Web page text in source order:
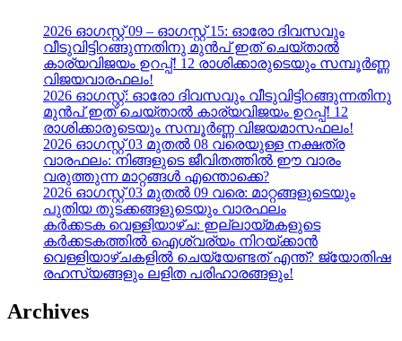
2026 ഓഗസ്റ്റ് 09 – ഓഗസ്റ്റ് 15: ഓരോ ദിവസവും
വീടുവിട്ടിറങ്ങുന്നതിനു മുൻപ് ഇത് ചെയ്താൽ
കാര്യവിജയം ഉറപ്പ്! 12 രാശിക്കാരുടെയും സമ്പൂർണ്ണ
വിജയവാരഫലം!
2026 ഓഗസ്റ്റ്: ഓരോ ദിവസവും വീടുവിട്ടിറങ്ങുന്നതിനു
മുൻപ് ഇത് ചെയ്താൽ കാര്യവിജയം ഉറപ്പ്! 12
രാശിക്കാരുടെയും സമ്പൂർണ്ണ വിജയമാസഫലം!
2026 ഓഗസ്റ്റ് 03 മുതൽ 08 വരെയുള്ള നക്ഷത്ര
വാരഫലം: നിങ്ങളുടെ ജീവിതത്തിൽ ഈ വാരം
വരുത്തുന്ന മാറ്റങ്ങൾ എന്തൊക്കെ?
2026 ഓഗസ്റ്റ് 03 മുതൽ 09 വരെ: മാറ്റങ്ങളുടെയും
പുതിയ തുടക്കങ്ങളുടെയും വാരഫലം
കർക്കടക വെള്ളിയാഴ്ച: ഇല്ലായ്മകളുടെ
കർക്കടകത്തിൽ ഐശ്വര്യം നിറയ്ക്കാൻ
വെള്ളിയാഴ്ചകളിൽ ചെയ്യേണ്ടത് എന്ത്? ജ്യോതിഷ
രഹസ്യങ്ങളും ലളിത പരിഹാരങ്ങളും!
Archives